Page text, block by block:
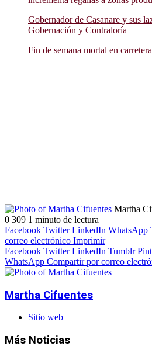
Gobernador de Casanare y sus
Gobernación y Contraloría
Fin de semana mortal en
Martha
0 309 1 minuto de lectura
Facebook Twitter LinkedIn WhatsApp
correo electrónico Imprimir
Facebook Twitter LinkedIn Tumblr
WhatsApp Compartir por correo
Martha Cifuentes
Sitio web
Más Noticias